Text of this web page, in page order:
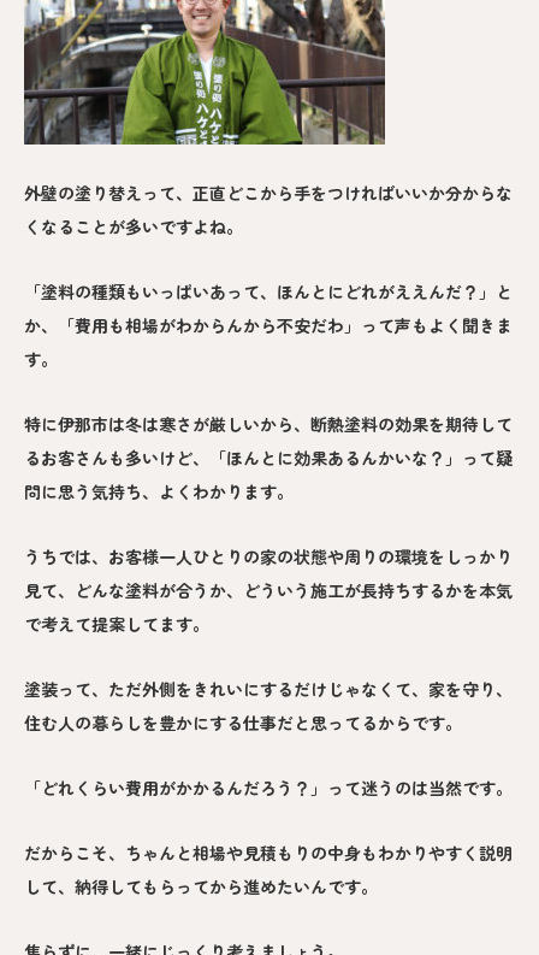
外壁の塗り替えって、正直どこから手をつければいいか分からな
くなることが多いですよね。
「塗料の種類もいっぱいあって、ほんとにどれがええんだ？」と
か、「費用も相場がわからんから不安だわ」って声もよく聞きま
す。
特に伊那市は冬は寒さが厳しいから、断熱塗料の効果を期待して
るお客さんも多いけど、「ほんとに効果あるんかいな？」って疑
問に思う気持ち、よくわかります。
うちでは、お客様一人ひとりの家の状態や周りの環境をしっかり
見て、どんな塗料が合うか、どういう施工が長持ちするかを本気
で考えて提案してます。
塗装って、ただ外側をきれいにするだけじゃなくて、家を守り、
住む人の暮らしを豊かにする仕事だと思ってるからです。
「どれくらい費用がかかるんだろう？」って迷うのは当然です。
だからこそ、ちゃんと相場や見積もりの中身もわかりやすく説明
して、納得してもらってから進めたいんです。